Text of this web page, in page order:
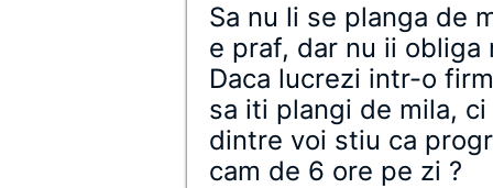
Sa nu li se planga de
e praf, dar nu ii obliga
Daca lucrezi intr-o
sa iti plangi de mila,
dintre voi stiu ca
cam de 6 ore pe zi ?